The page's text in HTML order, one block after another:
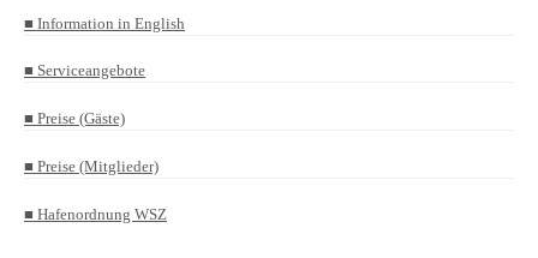
■ Information in English
■ Serviceangebote
■ Preise (Gäste)
■ Preise (Mitglieder)
■ Hafenordnung WSZ